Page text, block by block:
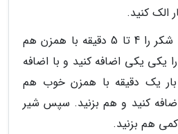
الک کنید.
در مرحله بعد کره و شکر را 4 تا 5 دقیقه با همزن هم
یکی یکی اضافه کنید و با اضافه
یک دقیقه با همزن خوب هم
اضافه کنید و هم بزنید. سپس شیر
هم بزنید.